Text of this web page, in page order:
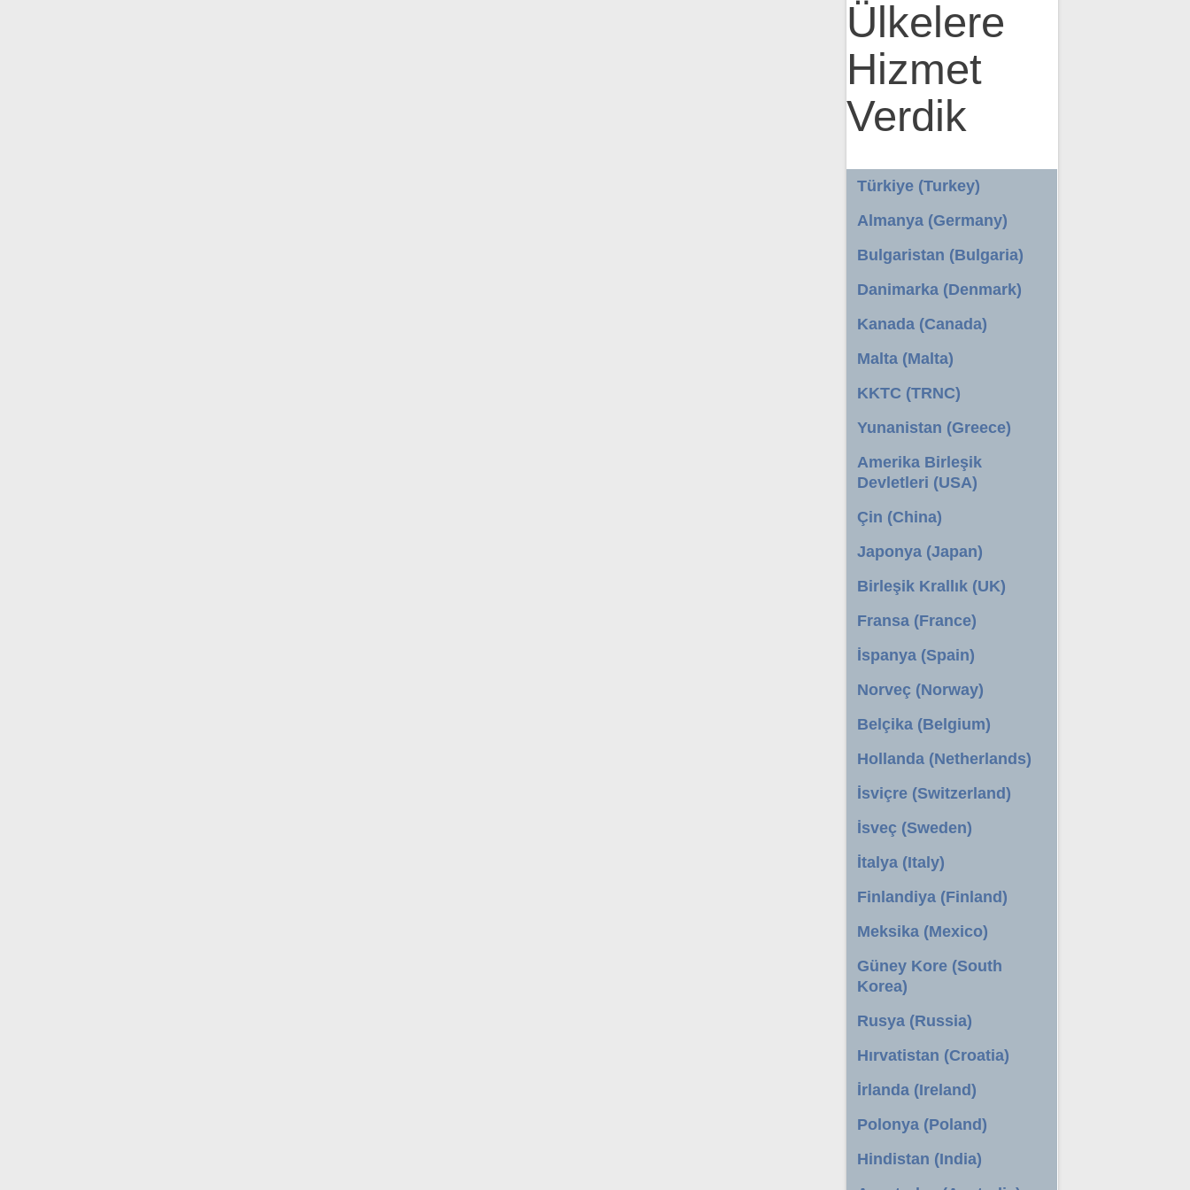
Ülkelere
Hizmet
Verdik
Türkiye (Turkey)
Almanya (Germany)
Bulgaristan (Bulgaria)
Danimarka (Denmark)
Kanada (Canada)
Malta (Malta)
KKTC (TRNC)
Yunanistan (Greece)
Amerika Birleşik
Devletleri (USA)
Çin (China)
Japonya (Japan)
Birleşik Krallık (UK)
Fransa (France)
İspanya (Spain)
Norveç (Norway)
Belçika (Belgium)
Hollanda (Netherlands)
İsviçre (Switzerland)
İsveç (Sweden)
İtalya (Italy)
Finlandiya (Finland)
Meksika (Mexico)
Güney Kore (South
Korea)
Rusya (Russia)
Hırvatistan (Croatia)
İrlanda (Ireland)
Polonya (Poland)
Hindistan (India)